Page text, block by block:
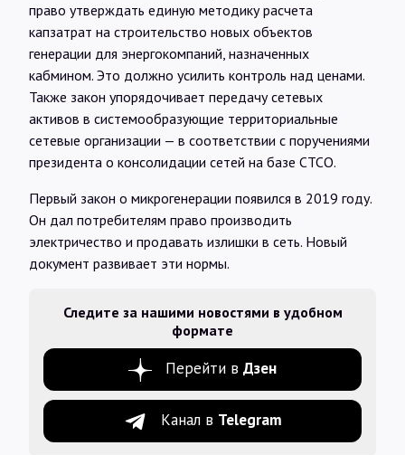
право утверждать единую методику расчета
капзатрат на строительство новых объектов
генерации для энергокомпаний, назначенных
кабмином. Это должно усилить контроль над ценами.
Также закон упорядочивает передачу сетевых
активов в системообразующие территориальные
сетевые организации — в соответствии с поручениями
президента о консолидации сетей на базе СТСО.
Первый закон о микрогенерации появился в 2019 году.
Он дал потребителям право производить
электричество и продавать излишки в сеть. Новый
документ развивает эти нормы.
Следите за нашими новостями в удобном
формате
Перейти в Дзен
Канал в Telegram